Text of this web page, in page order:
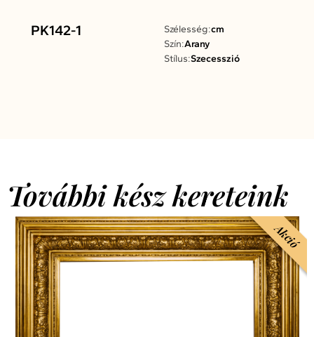
PK142-1 Szélesség:cm
Szín:Arany
Stílus:Szecesszió
További kész kereteink
Akció